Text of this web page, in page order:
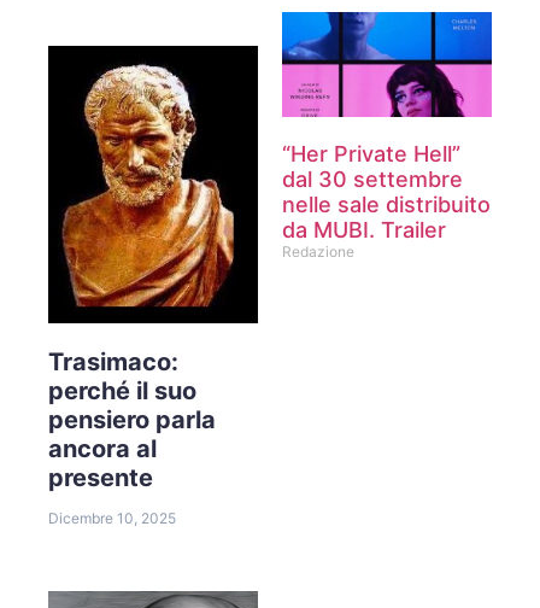
Trasimaco:
perché il suo
pensiero parla
ancora al
presente
Dicembre 10, 2025
“Her Private Hell”
dal 30 settembre
nelle sale distribuito
da MUBI. Trailer
Redazione